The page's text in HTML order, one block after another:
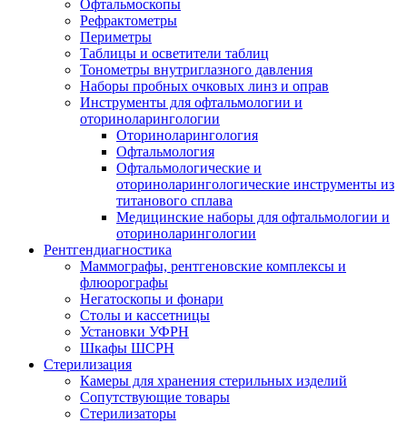
Офтальмоскопы
Рефрактометры
Периметры
Таблицы и осветители таблиц
Тонометры внутриглазного давления
Наборы пробных очковых линз и оправ
Инструменты для офтальмологии и
оториноларингологии
Оториноларингология
Офтальмология
Офтальмологические и
оториноларингологические инструменты из
титанового сплава
Медицинские наборы для офтальмологии и
оториноларингологии
Рентгендиагностика
Маммографы, рентгеновские комплексы и
флюорографы
Негатоскопы и фонари
Столы и кассетницы
Установки УФРН
Шкафы ШСРН
Стерилизация
Камеры для хранения стерильных изделий
Сопутствующие товары
Стерилизаторы